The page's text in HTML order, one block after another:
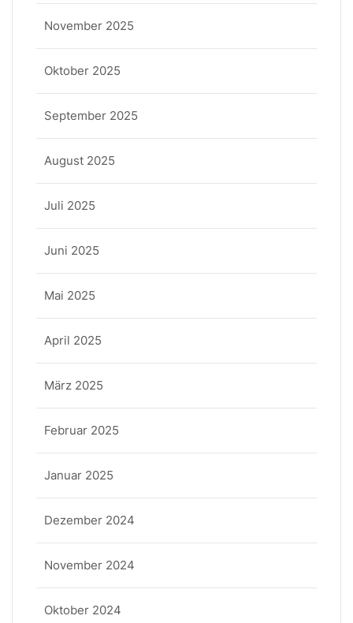
November 2025
Oktober 2025
September 2025
August 2025
Juli 2025
Juni 2025
Mai 2025
April 2025
März 2025
Februar 2025
Januar 2025
Dezember 2024
November 2024
Oktober 2024